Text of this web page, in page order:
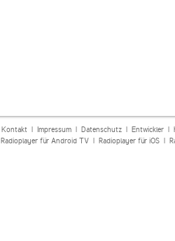
Kontakt| Impressum| Datenschutz| Entwickler|
Radioplayer für Android TV| Radioplayer für iOS|